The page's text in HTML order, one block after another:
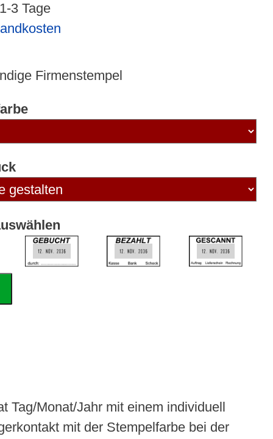
3 Tage
Firmenstempel
Tag/Monat/Jahr mit einem individuell
mit der Stempelfarbe bei der